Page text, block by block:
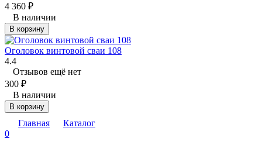
4 360 ₽
В наличии
В корзину
Оголовок винтовой сваи 108
4.4
Отзывов ещё нет
300 ₽
В наличии
В корзину
Главная
Каталог
0